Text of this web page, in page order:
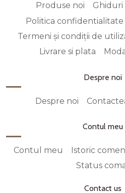
Produse noi
Ghiduri
Politica confidentialitate
Termeni și condiții de
Livrare si plata
Despre noi
Despre noi
Contul meu
Contul meu Istoric
Status
Contact us